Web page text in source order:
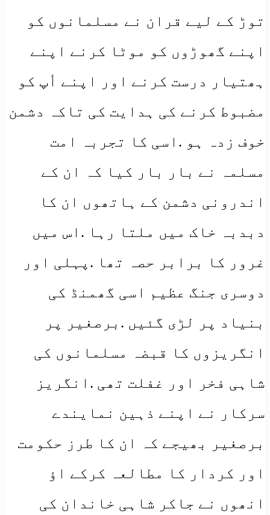
توڑ کے لیے قران نے مسلمانوں کو
اپنے گھوڑوں کو موٹا کرنے اپنے
ہھتیار درست کرنے اور اپنے أپ کو
مضبوط کرنے کی ہدایت کی تاکہ دشمن
خوف زدہ ہو .اسی کا تجربہ امت
مسلمہ نے بار بار کیا کہ ان کے
اندرونی دشمن کے ہاتھوں ان کا
دبدبہ خاک میں ملتا رہا .اس میں
غرور کا برابر حصہ تھا .پہلی اور
دوسری جنگ عظیم اسی گھمنڈ کی
بنیاد پر لڑی گئیں .برصغیر پر
انگریزوں کا قبضہ مسلمانوں کی
شاہی فخر اور غفلت تھی .انگریز
سرکار نے اپنے ذہین نمایندے
برصغیر بھیجے کہ ان کا طرز حکومت
اور کردار کا مطالعہ کرکے اؤ
انھوں نے جاکر شاہی خاندان کی